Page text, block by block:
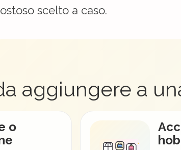
scelto a caso.
aggiungere a
o